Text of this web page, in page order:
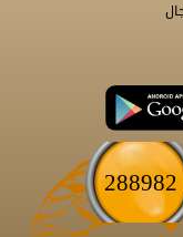
288982